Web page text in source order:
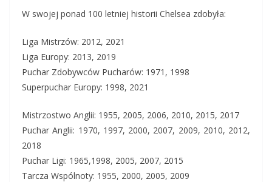
W swojej ponad 100 letniej historii Chelsea zdobyła:
Liga Mistrzów: 2012, 2021
Liga Europy: 2013, 2019
Puchar Zdobywców Pucharów: 1971, 1998
Superpuchar Europy: 1998, 2021
Mistrzostwo Anglii: 1955, 2005, 2006, 2010, 2015, 2017
Puchar Anglii: 1970, 1997, 2000, 2007, 2009, 2010, 2012,
2018
Puchar Ligi: 1965,1998, 2005, 2007, 2015
Tarcza Wspólnoty: 1955, 2000, 2005, 2009